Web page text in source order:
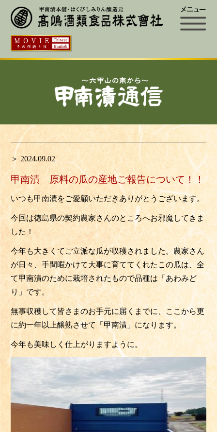
＞ 2024.09.02
甲南漬 原料の瓜の産地ご報告について！！
いつも甲南漬をご愛顧いただきありがとうございます。
今回は徳島県の契約農家さんのところへお邪魔してきま
した！
今年も大きくてご立派な瓜が収穫されました。農家さん
が日々、手間暇かけて大事に育ててくれたこの瓜は、全
て甲南漬のために栽培されたもので品種は「あわみど
り」です。
無事収穫して皆さまのお手元に届くまでに、ここから更
に約一年以上醸熟させて「甲南漬」になります。
今年も美味しく仕上がりますように。